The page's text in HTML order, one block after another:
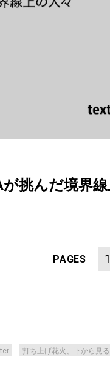
が挑んだ境界
PAGES 1
打ち上げ花火、下から見